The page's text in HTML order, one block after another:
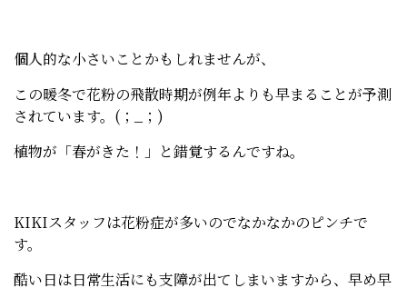
個人的な小さいことかもしれませんが、
この暖冬で花粉の飛散時期が例年よりも早まることが予測
されています。(；_；)
植物が「春がきた！」と錯覚するんですね。
KIKIスタッフは花粉症が多いのでなかなかのピンチで
す。
酷い日は日常生活にも支障が出てしまいますから、早め早